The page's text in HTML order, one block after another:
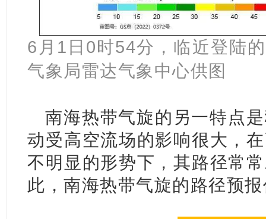
6月1日0时54分，临近登陆
气象局雷达气象中心供图
南海热带气旋的另一特点是
动受高空流场的影响很大，
不明显的形势下，其路径常
此，南海热带气旋的路径预